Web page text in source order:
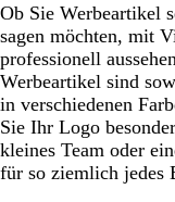
Ob Sie Werbeartikel
sagen möchten, mit
professionell
Werbeartikel sind
in verschiedenen
Sie Ihr Logo
kleines Team oder
für so ziemlich jedes